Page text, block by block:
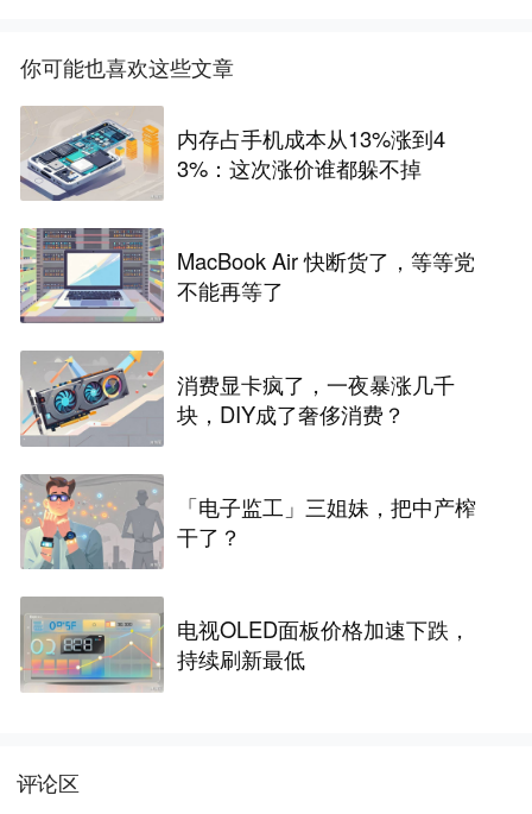
你可能也喜欢这些文章
内存占手机成本从13%涨到4
3%：这次涨价谁都躲不掉
MacBook Air 快断货了，等等党
不能再等了
消费显卡疯了，一夜暴涨几千
块，DIY成了奢侈消费？
「电子监工」三姐妹，把中产榨
干了？
电视OLED面板价格加速下跌，
持续刷新最低
评论区